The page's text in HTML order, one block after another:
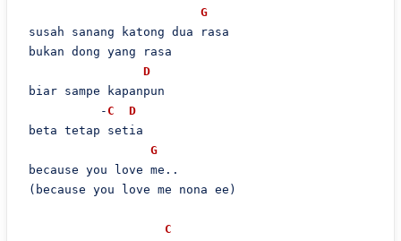
G
susah sanang katong dua rasa
bukan dong yang rasa
D
biar sampe kapanpun
           -
C
D
beta tetap setia
G
because you love me..
(because you love me nona ee)
C